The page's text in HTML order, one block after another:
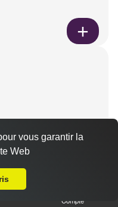
Compte
vous garantir la
Web